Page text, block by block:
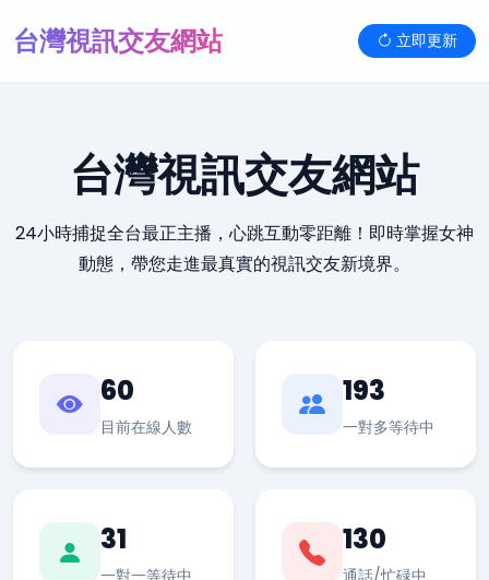
台灣視訊交友網站 立即更新
台灣視訊交友網站
24小時捕捉全台最正主播，心跳互動零距離！即時掌握女神
動態，帶您走進最真實的視訊交友新境界。
60
目前在線人數
193
一對多等待中
31
一對一等待中
130
通話/忙碌中